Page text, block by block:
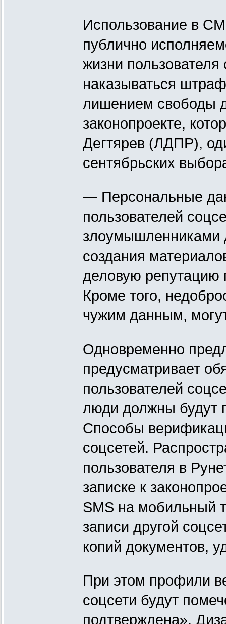
Использование в
публично
жизни пользователя
наказываться
лишением свободы
законопроекте,
Дегтярев (ЛДПР),
сентябрьских
— Персональные
пользователей
злоумышленниками
создания
деловую репутацию
Кроме того,
чужим данным,
Одновременно
предусматривает
пользователей
люди должны будут
Способы
соцсетей.
пользователя в
записке к
SMS на мобильный
записи другой
копий документов,
При этом профили
соцсети будут
подтверждена».